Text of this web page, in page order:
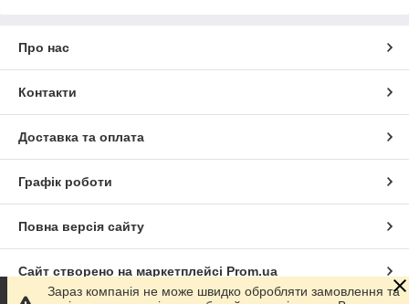
Про нас
Контакти
Доставка та оплата
Графік роботи
Повна версія сайту
Сайт створено на маркетплейсі Prom.ua
Зараз компанія не може швидко обробляти замовлення та